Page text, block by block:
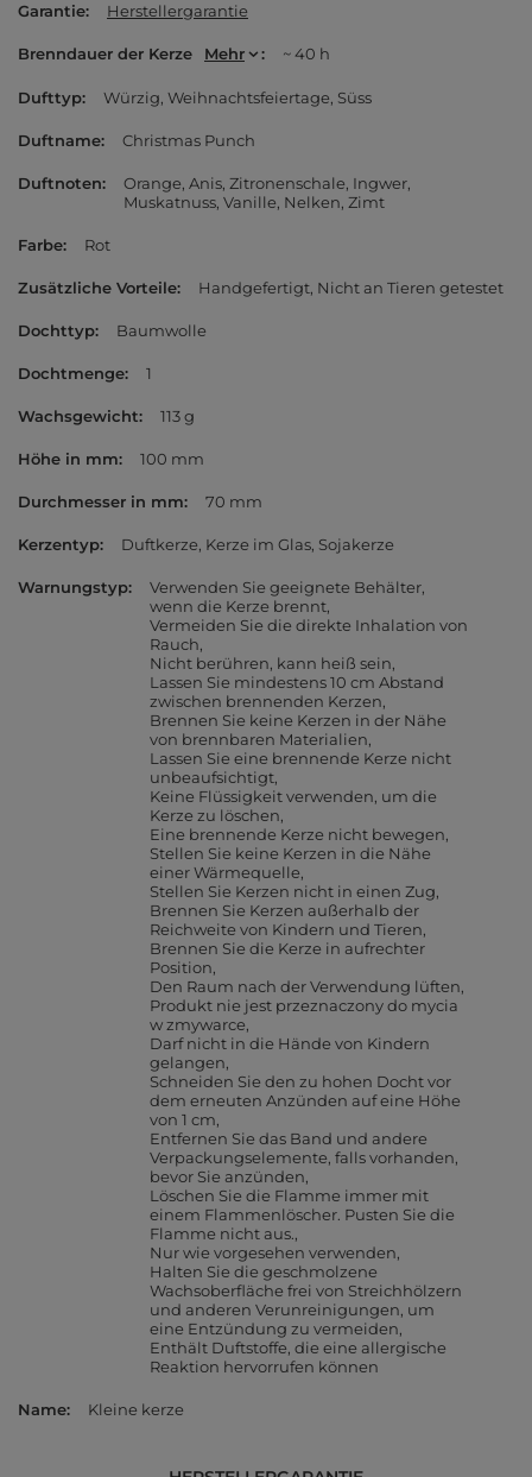
Garantie Herstellergarantie
Brenndauer der Kerze Mehr ~ 40 h
Dufttyp Würzig Weihnachtsfeiertage Süss
Duftname Christmas Punch
Duftnoten Orange Anis Zitronenschale Ingwer
Muskatnuss Vanille Nelken Zimt
Farbe Rot
Zusätzliche Vorteile Handgefertigt Nicht an Tieren getestet
Dochttyp Baumwolle
Dochtmenge 1
Wachsgewicht 113 g
Höhe in mm 100 mm
Durchmesser in mm 70 mm
Kerzentyp Duftkerze Kerze im Glas Sojakerze
Warnungstyp
Verwenden Sie geeignete Behälter,
wenn die Kerze brennt
Vermeiden Sie die direkte Inhalation von
Rauch
Nicht berühren, kann heiß sein
Lassen Sie mindestens 10 cm Abstand
zwischen brennenden Kerzen
Brennen Sie keine Kerzen in der Nähe
von brennbaren Materialien
Lassen Sie eine brennende Kerze nicht
unbeaufsichtigt
Keine Flüssigkeit verwenden, um die
Kerze zu löschen
Eine brennende Kerze nicht bewegen
Stellen Sie keine Kerzen in die Nähe
einer Wärmequelle
Stellen Sie Kerzen nicht in einen Zug
Brennen Sie Kerzen außerhalb der
Reichweite von Kindern und Tieren
Brennen Sie die Kerze in aufrechter
Position
Den Raum nach der Verwendung lüften
Produkt nie jest przeznaczony do mycia
w zmywarce
Darf nicht in die Hände von Kindern
gelangen
Schneiden Sie den zu hohen Docht vor
dem erneuten Anzünden auf eine Höhe
von 1 cm
Entfernen Sie das Band und andere
Verpackungselemente, falls vorhanden,
bevor Sie anzünden
Löschen Sie die Flamme immer mit
einem Flammenlöscher. Pusten Sie die
Flamme nicht aus.
Nur wie vorgesehen verwenden
Halten Sie die geschmolzene
Wachsoberfläche frei von Streichhölzern
und anderen Verunreinigungen, um
eine Entzündung zu vermeiden
Enthält Duftstoffe, die eine allergische
Reaktion hervorrufen können
Name Kleine kerze